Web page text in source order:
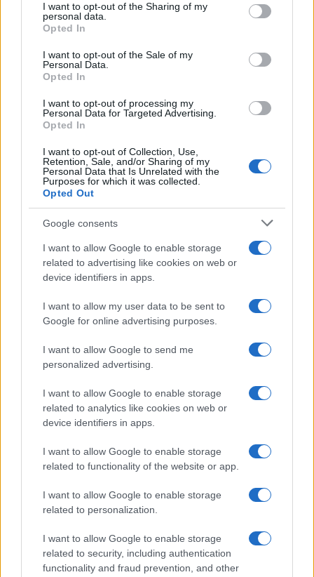
not limited to your visit or usage behaviour. You may click to
grant or deny consent to Google and its third-party tags to
use your data for below specified purposes in below Google
consent section.
I want to opt-out of the Sharing of my
personal data.
Opted In
I want to opt-out of the Sale of my
Personal Data.
Opted In
I want to opt-out of processing my
Personal Data for Targeted Advertising.
Opted In
I want to opt-out of Collection, Use,
Retention, Sale, and/or Sharing of my
Personal Data that Is Unrelated with the
Purposes for which it was collected.
Opted Out
Google consents
I want to allow Google to enable storage
related to advertising like cookies on web or
device identifiers in apps.
I want to allow my user data to be sent to
Google for online advertising purposes.
I want to allow Google to send me
personalized advertising.
I want to allow Google to enable storage
related to analytics like cookies on web or
device identifiers in apps.
I want to allow Google to enable storage
related to functionality of the website or app.
I want to allow Google to enable storage
related to personalization.
I want to allow Google to enable storage
related to security, including authentication
functionality and fraud prevention, and other
Ricevi le nostre ultime news
F
a
ce
b
o
o
k
T
w
it
te
r
Pi
te
re
st
W
s
A
p
p
S
re
Articolo precedente
Le previsioni meteo per il weekend a Olbia e in
Gallura
Michelle Hunziker in Gallura, bella anche dal
vivo: un amico vip svela come fa
Calangianus, dopo le polemiche il centro
Olbia, divieto di sosta contro spaccio e degrado:
esplode la protesta